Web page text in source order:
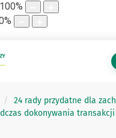
100%
%
24 rady przydatne dla
dokonywania transakcji